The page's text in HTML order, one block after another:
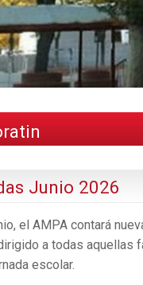
Junio 2026
el AMPA contará
a todas aquellas
escolar.